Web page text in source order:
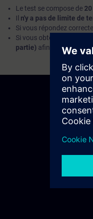
Le test se compose de
Il n'y a pas de limite de
Si vous répondez
Si vous obtenez
partie) afin d'approfondir